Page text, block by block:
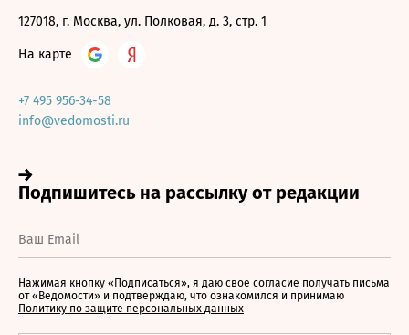
127018, г. Москва, ул. Полковая, д. 3, стр. 1
На карте
+7 495 956-34-58
info@vedomosti.ru
Нажимая кнопку «Подписаться», я даю свое согласие получать письма
от «Ведомости» и подтверждаю, что ознакомился и принимаю
Политику по защите персональных данных